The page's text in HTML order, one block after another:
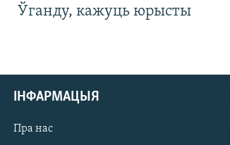
Ўганду, кажуць юрысты
ІНФАРМАЦЫЯ
Пра нас